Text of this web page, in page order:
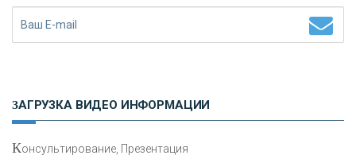
ЗАГРУЗКА ВИДЕО ИНФОРМАЦИИ
Консультирование, Презентация